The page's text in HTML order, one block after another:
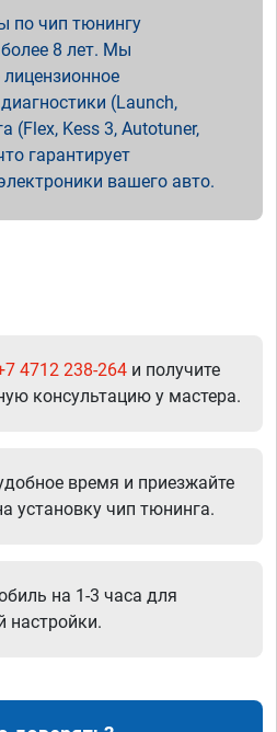
по чип тюнингу
8 лет. Мы
(Launch,
(Flex, Kess 3, Autotuner,
гарантирует
вашего авто.
4712 238-264 и получите
консультацию у мастера.
время и приезжайте
установку чип тюнинга.
на 1-3 часа для
настройки.